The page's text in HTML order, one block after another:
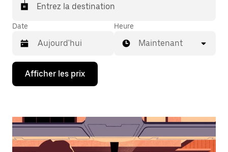
Entrez la destination
Date
Appuyez
la
bas
interagir
Heure
Maintenant
Afficher les prix